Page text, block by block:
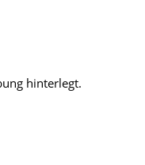
hinterlegt.